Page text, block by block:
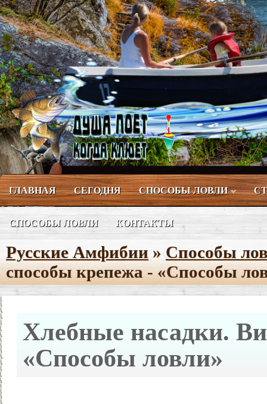
ГЛАВНАЯ СЕГОДНЯ СПОСОБЫ ЛОВЛИ
СПОСОБЫ ЛОВЛИ КОНТАКТЫ
Русские Амфибии » Способы
способы крепежа - «Способы
Хлебные насадки.
«Способы ловли»